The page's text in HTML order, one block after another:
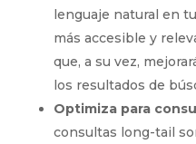
lenguaje natural en
más accesible y
que, a su vez,
los resultados de
Optimiza para
consultas long-tail